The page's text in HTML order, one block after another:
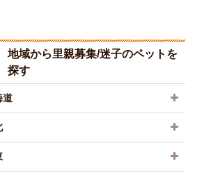
地域から里親募集/迷子のペットを
探す
道